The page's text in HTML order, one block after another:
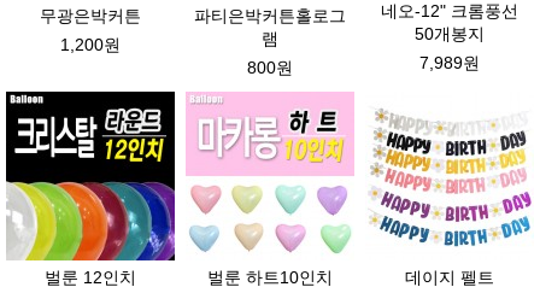
무광은박커튼
1,200원
파티은박커튼홀로그
램
800원
네오-12" 크롬풍선
50개봉지
7,989원
벌룬 12인치 벌룬 하트10인치 데이지 펠트